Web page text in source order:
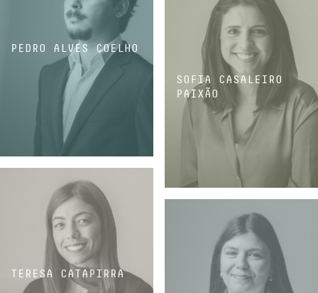
PEDRO ALVES COELHO
ASSOCIADO
SOFIA CASALEIRO
PAIXÃO
ASSOCIADA
TERESA CATAPIRRA